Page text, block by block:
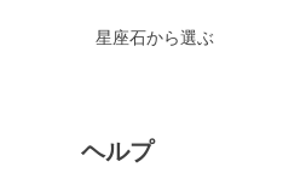
星座石から選ぶ
ヘルプ